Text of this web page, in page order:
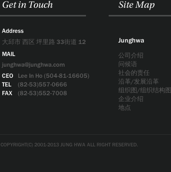
Get in Touch
Address
大邱市 西区 坪里路 33街道 12
MAIL
junghwa@junghwa.com
CEO
Lee In Ho (504-81-16605)
TEL
(82-53)557-0666
FAX
(82-53)552-7008
Site Map
Junghwa
公司介绍
问候语
社会的责任
沿革/发展沿革
组织图/组织结构图
企业介绍
地点
COPYRIGHT(C) 2001-2013 JUNG HWA ALL RIGHT RESERVED.